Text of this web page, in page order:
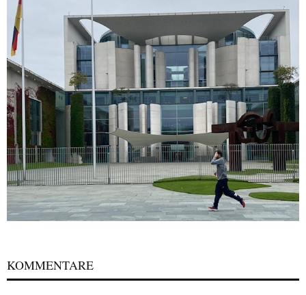
KOMMENTARE